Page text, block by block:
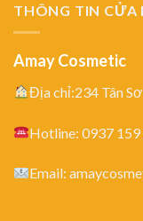
THÔNG TIN CỬA
Amay Cosmetic
Địa chỉ:234 Tân
Hotline: 0937 159
Email: